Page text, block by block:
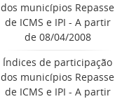
dos municípios Repasse
de ICMS e IPI - A partir
de 08/04/2008
Índices de participação
dos municípios Repasse
de ICMS e IPI - A partir